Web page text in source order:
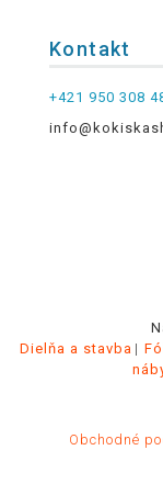
Kontakt
+421 950 308
Dielňa a stavba
Obchodné